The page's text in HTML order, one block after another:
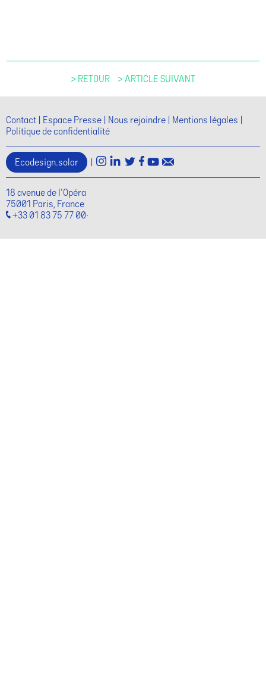
> RETOUR > ARTICLE SUIVANT
Contact Espace Presse Nous rejoindre
Mentions légales
Politique de confidentialité
Ecodesign.solar |
18 avenue de l'Opéra
75001 Paris, France
+33 01 83 75 77 00·